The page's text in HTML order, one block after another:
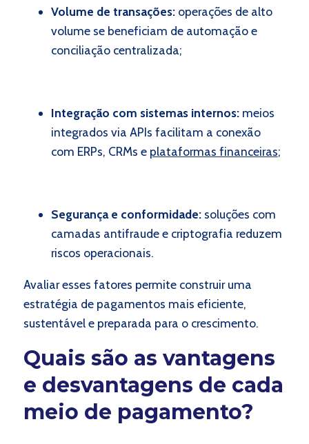
Volume de transações: operações de alto
volume se beneficiam de automação e
conciliação centralizada;
Integração com sistemas internos: meios
integrados via APIs facilitam a conexão
com ERPs, CRMs e plataformas financeiras;
Segurança e conformidade: soluções com
camadas antifraude e criptografia reduzem
riscos operacionais.
Avaliar esses fatores permite construir uma
estratégia de pagamentos mais eficiente,
sustentável e preparada para o crescimento.
Quais são as vantagens
e desvantagens de cada
meio de pagamento?